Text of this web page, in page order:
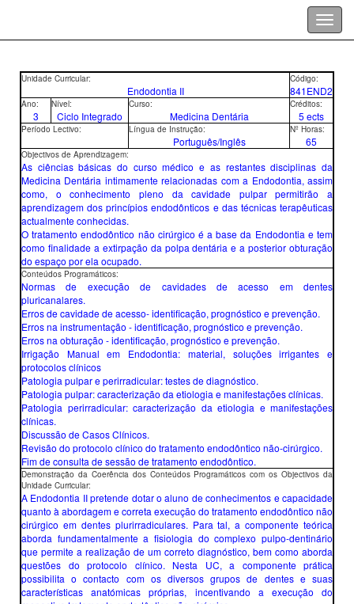
Unidade Curricular: Código:
Endodontia II 841END2
Ano: Nível: Curso: Créditos:
3 Ciclo Integrado Medicina Dentária 5 ects
Período Lectivo: Língua de Instrução: Nº Horas:
Português/Inglês 65
Objectivos de Aprendizagem:
As ciências básicas do curso médico e as restantes disciplinas da
Medicina Dentária intimamente relacionadas com a Endodontia, assim
como, o conhecimento pleno da cavidade pulpar permitirão a
aprendizagem dos princípios endodônticos e das técnicas terapêuticas
actualmente conhecidas.
O tratamento endodôntico não cirúrgico é a base da Endodontia e tem
como finalidade a extirpação da polpa dentária e a posterior obturação
do espaço por ela ocupado.
Conteúdos Programáticos:
Normas de execução de cavidades de acesso em dentes
pluricanalares.
Erros de cavidade de acesso- identificação, prognóstico e prevenção.
Erros na instrumentação - identificação, prognóstico e prevenção.
Erros na obturação - identificação, prognóstico e prevenção.
Irrigação Manual em Endodontia: material, soluções irrigantes e
protocolos clínicos
Patologia pulpar e perirradicular: testes de diagnóstico.
Patologia pulpar: caracterização da etiologia e manifestações clínicas.
Patologia perirradicular: caracterização da etiologia e manifestações
clínicas.
Discussão de Casos Clínicos.
Revisão do protocolo clínico do tratamento endodôntico não-cirúrgico.
Fim de consulta de sessão de tratamento endodôntico.
Demonstração da Coerência dos Conteúdos Programáticos com os Objectivos da
Unidade Curricular:
A Endodontia II pretende dotar o aluno de conhecimentos e capacidade
quanto à abordagem e correta execução do tratamento endodôntico não
cirúrgico em dentes plurirradiculares. Para tal, a componente teórica
aborda fundamentalmente a fisiologia do complexo pulpo-dentinário
que permite a realização de um correto diagnóstico, bem como aborda
questões do protocolo clínico. Nesta UC, a componente prática
possibilita o contacto com os diversos grupos de dentes e suas
características anatómicas próprias, incentivando a execução do